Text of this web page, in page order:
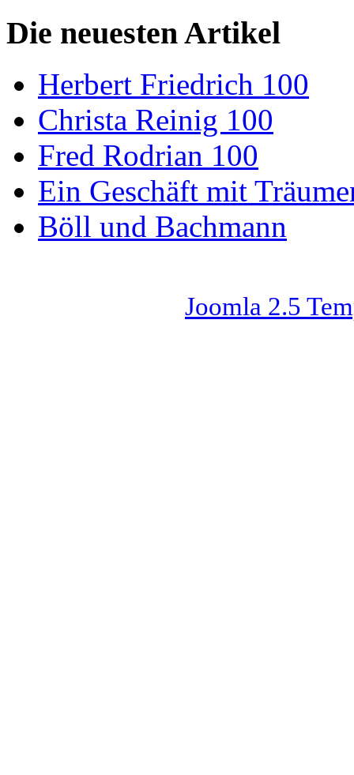
Die neuesten Artikel
Herbert Friedrich 100
Christa Reinig 100
Fred Rodrian 100
Ein Geschäft mit
Böll und Bachmann
Joomla 2.5